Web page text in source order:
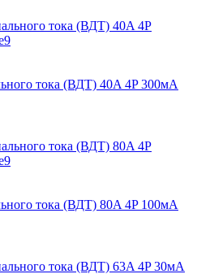
тока (ВДТ) 40A 4P 300мА
тока (ВДТ) 80A 4P 100мА